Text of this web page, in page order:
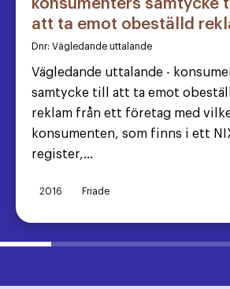
konsumenters samtycke
att ta emot obeställd
Dnr: Vägledande uttalande
Vägledande uttalande -
samtycke till att ta emot
reklam från ett företag med
konsumenten, som finns i ett
register,...
2016 Friade